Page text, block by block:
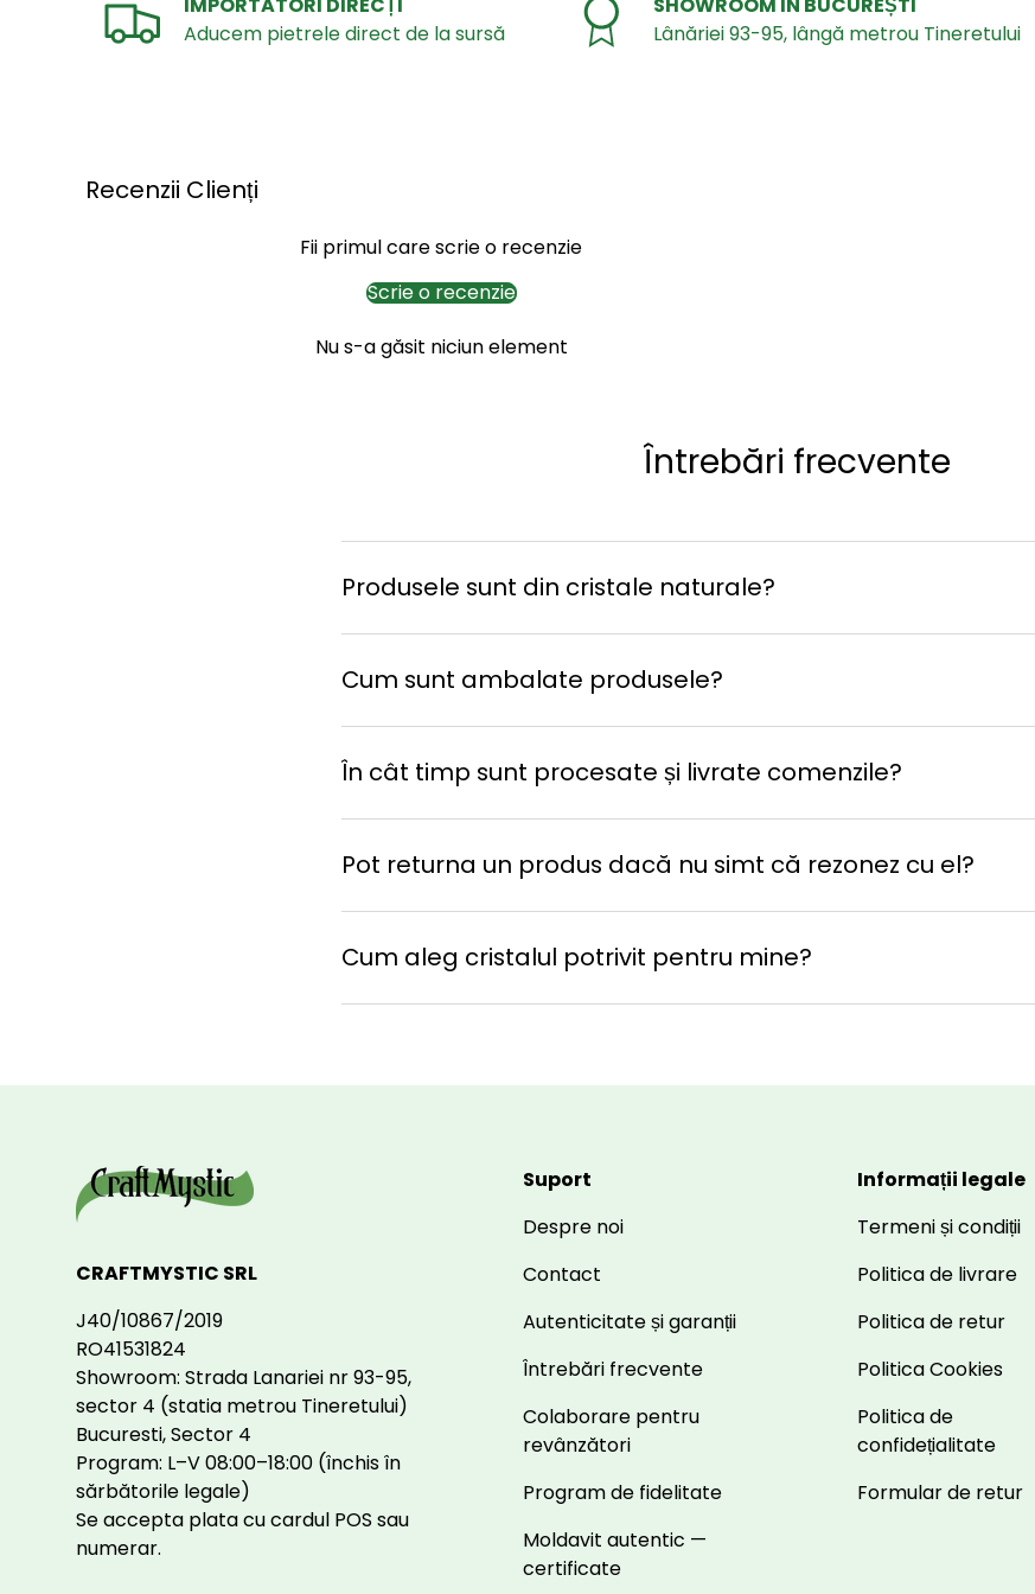
IMPORTATORI DIRECȚI
Aducem pietrele direct de la sursă
SHOWROOM ÎN BUCUREȘTI
Lânăriei 93-95, lângă metrou Tineretului
Recenzii Clienți
Fii primul care scrie o recenzie
Scrie o recenzie
Nu s-a găsit niciun element
Întrebări frecvente
Produsele sunt din cristale naturale?
Cum sunt ambalate produsele?
În cât timp sunt procesate și livrate comenzile?
Pot returna un produs dacă nu simt că rezonez cu el?
Cum aleg cristalul potrivit pentru mine?
CRAFTMYSTIC SRL
J40/10867/2019
RO41531824
Showroom: Strada Lanariei nr 93-95,
sector 4 (statia metrou Tineretului)
Bucuresti, Sector 4
Program: L–V 08:00–18:00 (închis în
sărbătorile legale)
Se accepta plata cu cardul POS sau
numerar.
Suport
Despre noi
Contact
Autenticitate și garanții
Întrebări frecvente
Colaborare pentru
revânzători
Program de fidelitate
Moldavit autentic —
certificate
Informații legale
Termeni și condiții
Politica de livrare
Politica de retur
Politica Cookies
Politica de
confidețialitate
Formular de retur